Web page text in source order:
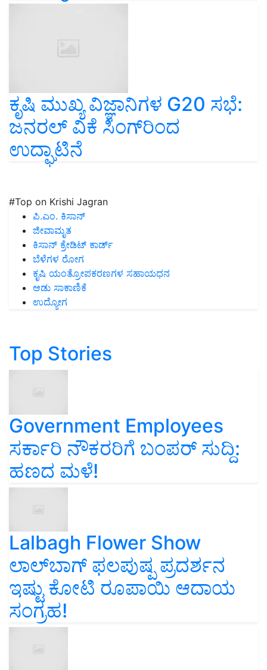
ಕೃಷಿ ಮುಖ್ಯ ವಿಜ್ಞಾನಿಗಳ G20 ಸಭೆ:
ಜನರಲ್ ವಿಕೆ ಸಿಂಗ್‌ರಿಂದ
ಉದ್ಘಾಟಿನೆ
#Top on Krishi Jagran
ಪಿ.ಎಂ. ಕಿಸಾನ್
ಜೀವಾಮೃತ
ಕಿಸಾನ್ ಕ್ರೇಡಿಟ್ ಕಾರ್ಡ್
ಬೆಳೆಗಳ ರೋಗ
ಕೃಷಿ ಯಂತ್ರೋಪಕರಣಗಳ ಸಹಾಯಧನ
ಆಡು ಸಾಕಾಣಿಕೆ
ಉದ್ಯೋಗ
Top Stories
Government Employees
ಸರ್ಕಾರಿ ನೌಕರರಿಗೆ ಬಂಪರ್‌ ಸುದ್ದಿ:
ಹಣದ ಮಳೆ!
Lalbagh Flower Show
ಲಾಲ್‌ಬಾಗ್ ಫಲಪುಷ್ಪ ಪ್ರದರ್ಶನ
ಇಷ್ಟು ಕೋಟಿ ರೂಪಾಯಿ ಆದಾಯ
ಸಂಗ್ರಹ!